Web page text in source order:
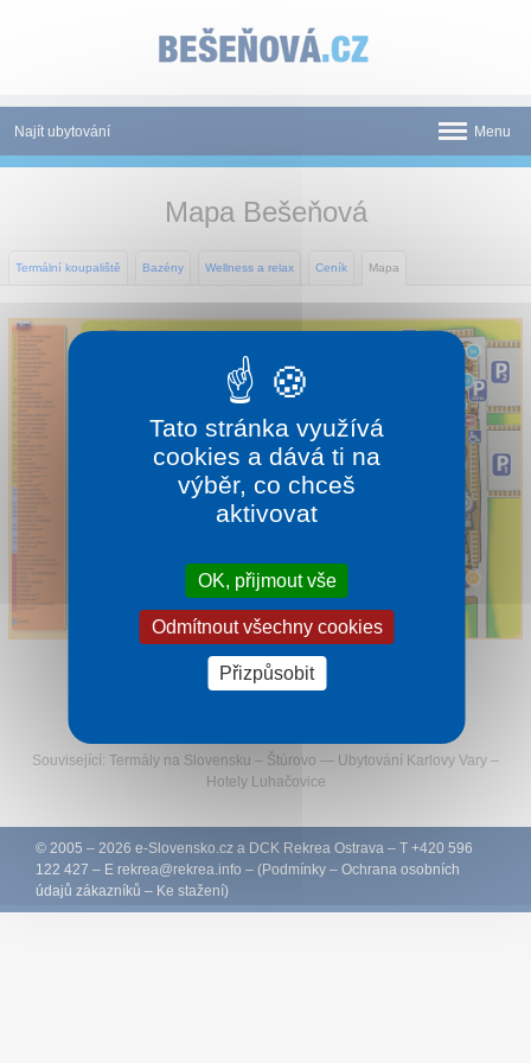
Najít ubytování
Mapa
Tištěné katalogy
O nás
Kontakt
Menu
Mapa Bešeňová
Termální koupaliště Bazény Wellness a relax Ceník Mapa
Související: Termály na Slovensku – Štúrovo — Ubytování Karlovy Vary –
Hotely Luhačovice
© 2005 – 2026 e-Slovensko.cz a DCK Rekrea Ostrava – T +420 596
122 427 – E rekrea@rekrea.info – (Podmínky – Ochrana osobních
údajů zákazníků – Ke stažení)
Tato stránka využívá
cookies a dává ti na
výběr, co chceš
aktivovat
OK, přijmout vše
Odmítnout všechny cookies
Přizpůsobit